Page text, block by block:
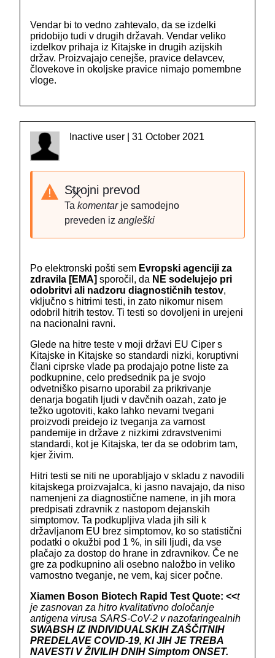
Vendar bi to vedno zahtevalo, da se izdelki
pridobijo tudi v drugih državah. Vendar veliko
izdelkov prihaja iz Kitajske in drugih azijskih
držav. Proizvajajo cenejše, pravice delavcev,
človekove in okoljske pravice nimajo pomembne
vloge.
Inactive user | 31 October 2021
Zapri
Strojni prevod
Ta komentarje samodejno
preveden iz angleški
Po elektronski pošti sem Evropski agenciji za
zdravila [EMA] sporočil, da NE sodelujejo pri
odobritvi ali nadzoru diagnostičnih testov,
vključno s hitrimi testi, in zato nikomur nisem
odobril hitrih testov. Ti testi so dovoljeni in urejeni
na nacionalni ravni.
Glede na hitre teste v moji državi EU Ciper s
Kitajske in Kitajske so standardi nizki, koruptivni
člani ciprske vlade pa prodajajo potne liste za
podkupnine, celo predsednik pa je svojo
odvetniško pisarno uporabil za prikrivanje
denarja bogatih ljudi v davčnih oazah, zato je
težko ugotoviti, kako lahko nevarni tvegani
proizvodi preidejo iz tveganja za varnost
pandemije in države z nizkimi zdravstvenimi
standardi, kot je Kitajska, ter da se odobrim tam,
kjer živim.
Hitri testi se niti ne uporabljajo v skladu z navodili
kitajskega proizvajalca, ki jasno navajajo, da niso
namenjeni za diagnostične namene, in jih mora
predpisati zdravnik z nastopom dejanskih
simptomov. Ta podkupljiva vlada jih sili k
državljanom EU brez simptomov, ko so statistični
podatki o okužbi pod 1 %, in sili ljudi, da vse
plačajo za dostop do hrane in zdravnikov. Če ne
gre za podkupnino ali osebno naložbo in veliko
varnostno tveganje, ne vem, kaj sicer počne.
Xiamen Boson Biotech Rapid Test Quote: <<t
je zasnovan za hitro kvalitativno določanje
antigena virusa SARS-CoV-2 v nazofaringealnih
SWABSH IZ INDIVIDUALSKIH ZAŠČITNIH
PREDELAVE COVID-19, KI JIH JE TREBA
NAVESTI V ŽIVILIH DNIH Simptom ONSET.